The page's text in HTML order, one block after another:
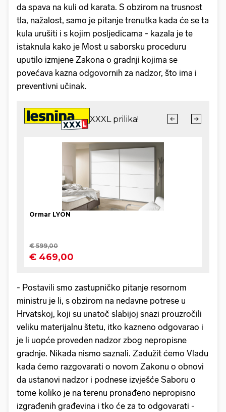
da spava na kuli od karata. S obzirom na trusnost
tla, nažalost, samo je pitanje trenutka kada će se ta
kula urušiti i s kojim posljedicama - kazala je te
istaknula kako je Most u saborsku proceduru
uputilo izmjene Zakona o gradnji kojima se
povećava kazna odgovornih za nadzor, što ima i
preventivni učinak.
- Postavili smo zastupničko pitanje resornom
ministru je li, s obzirom na nedavne potrese u
Hrvatskoj, koji su unatoč slabijoj snazi prouzročili
veliku materijalnu štetu, itko kazneno odgovarao i
je li uopće proveden nadzor zbog nepropisne
gradnje. Nikada nismo saznali. Zadužit ćemo Vladu
kada ćemo razgovarati o novom Zakonu o obnovi
da ustanovi nadzor i podnese izvješće Saboru o
tome koliko je na terenu pronađeno nepropisno
izgrađenih građevina i tko će za to odgovarati -